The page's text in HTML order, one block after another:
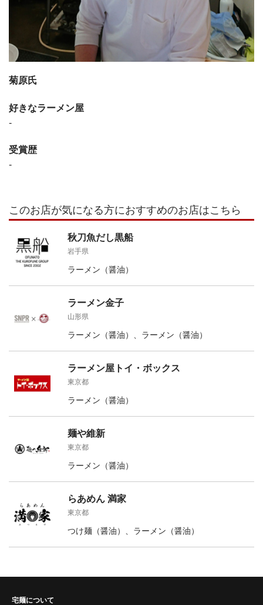
菊原氏
好きなラーメン屋
-
受賞歴
-
このお店が気になる方におすすめのお店はこちら
秋刀魚だし黒船
岩手県
ラーメン（醤油）
ラーメン金子
山形県
ラーメン（醤油）、ラーメン（醤油）
ラーメン屋トイ・ボックス
東京都
ラーメン（醤油）
麺や維新
東京都
ラーメン（醤油）
らあめん 満家
東京都
つけ麺（醤油）、ラーメン（醤油）
宅麺について